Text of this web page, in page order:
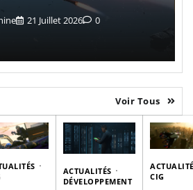
21 Juillet 2026 0
Voir Tous
ACTUALITÉS
DÉVELOPPEMENT
CIG